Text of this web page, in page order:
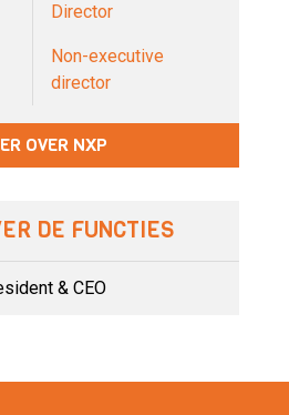
Director
Non-executive
director
OVER NXP
DE FUNCTIES
& CEO